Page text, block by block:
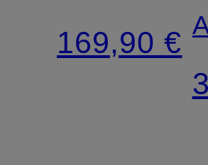
Jeans
BAGGY
169,90 €